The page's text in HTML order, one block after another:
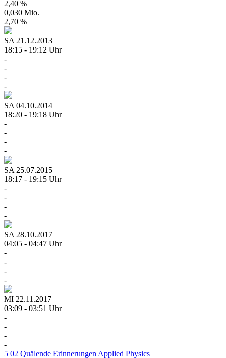
2,40 %
0,030 Mio.
2,70 %
SA 21.12.2013
18:15 - 19:12 Uhr
-
-
-
-
SA 04.10.2014
18:20 - 19:18 Uhr
-
-
-
-
SA 25.07.2015
18:17 - 19:15 Uhr
-
-
-
-
SA 28.10.2017
04:05 - 04:47 Uhr
-
-
-
-
MI 22.11.2017
03:09 - 03:51 Uhr
-
-
-
-
5 02 Quälende Erinnerungen Applied Physics